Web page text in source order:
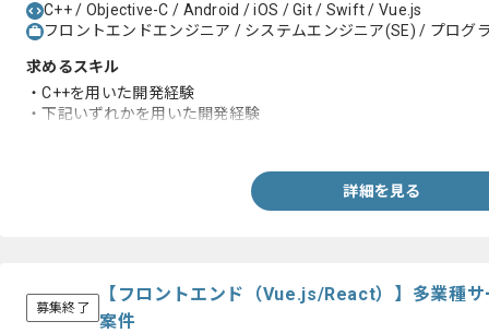
C++ / Objective-C / Android / iOS / Git / Swift / Vue.js
フロントエンドエンジニア / システムエンジニア(SE) / プログ
求めるスキル
・C++を用いた開発経験
・下記いずれかを用いた開発経験
詳細を見る
募集終了
【フロントエンド（Vue.js/React）】多業種
案件